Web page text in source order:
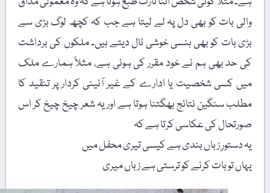
والی بات کو بھی دل پہ لے لیتا ہے جب کہ کچھ لوگ بڑی سے
بڑی بات کو بھی ہنسی خوشی ٹال دیتے ہیں۔ ملکوں کی برداشت
کی حد بھی ہم نے خود مقرر کی ہوئی ہے، مثلاً ہمارے ملک
میں کسی شخصیت یا ادارے کے غیر آئینی کردار پر تنقید کا
مطلب سنگین نتائج بھگتنا ہوتا ہے اور یہ شعر چیخ چیخ کر اس
صورتحال کی عکاسی کرتا ہے کہ
یہ دستورِ زباں بندی ہے کیسی تیری محفل میں
یہاں تو بات کرنے کو ترستی ہے زباں میری